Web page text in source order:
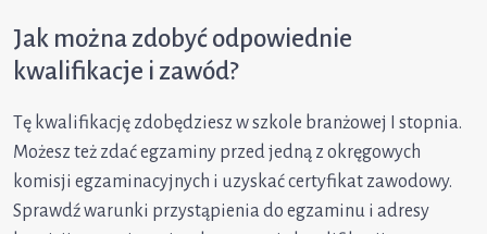
Jak można zdobyć odpowiednie
kwalifikacje i zawód?
Tę kwalifikację zdobędziesz w szkole branżowej I stopnia.
Możesz też zdać egzaminy przed jedną z okręgowych
komisji egzaminacyjnych i uzyskać certyfikat zawodowy.
Sprawdź warunki przystąpienia do egzaminu i adresy